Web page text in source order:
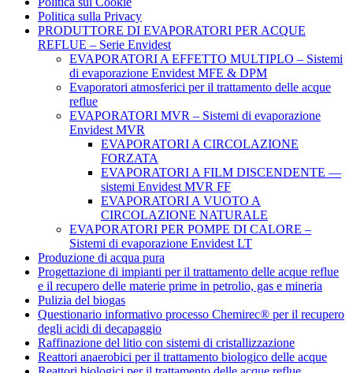
Politica sulla Privacy
PRODUTTORE DI EVAPORATORI PER ACQUE
REFLUE – Serie Envidest
EVAPORATORI A EFFETTO MULTIPLO – Sistemi
di evaporazione Envidest MFE & DPM
Evaporatori atmosferici per il trattamento delle acque
reflue
EVAPORATORI MVR – Sistemi di evaporazione
Envidest MVR
EVAPORATORI A CIRCOLAZIONE
FORZATA
EVAPORATORI A FILM DISCENDENTE —
sistemi Envidest MVR FF
EVAPORATORI A VUOTO A
CIRCOLAZIONE NATURALE
EVAPORATORI PER POMPE DI CALORE –
Sistemi di evaporazione Envidest LT
Produzione di acqua pura
Progettazione di impianti per il trattamento delle acque reflue
e il recupero delle materie prime in petrolio, gas e mineria
Pulizia del biogas
Questionario informativo processo Chemirec® per il recupero
degli acidi di decapaggio
Raffinazione del litio con sistemi di cristallizzazione
Reattori anaerobici per il trattamento biologico delle acque